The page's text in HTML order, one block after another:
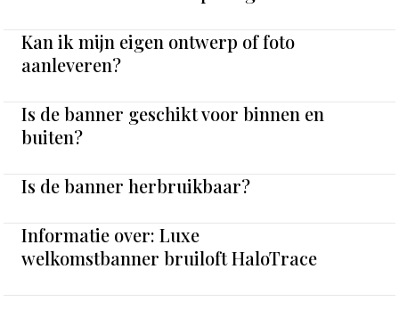
Kan ik mijn eigen ontwerp of foto
aanleveren?
Is de banner geschikt voor binnen en
buiten?
Is de banner herbruikbaar?
Informatie over: Luxe
welkomstbanner bruiloft HaloTrace